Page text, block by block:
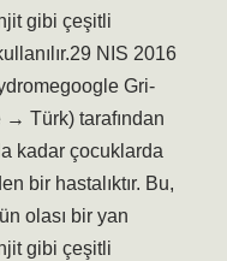
gibi çeşitli
NIS 2016
Gri-
Türk) tarafından
kadar çocuklarda
bir hastalıktır. Bu,
olası bir yan
gibi çeşitli